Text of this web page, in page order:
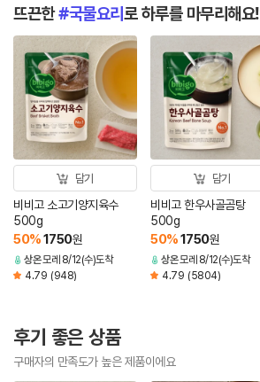
뜨끈한 국물요리로 하루를 마무리해요!
담기
50%1750원
비비고 소고기양지육수
500g
상온 모레 8/12(수)도착
4.79 (948)
담기
50%1750원
비비고 한우사골곰탕
500g
상온 모레 8/12(수)도착
4.79 (5804)
후기 좋은 상품
구매자의 만족도가 높은 제품이에요